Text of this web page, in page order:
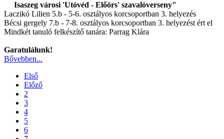
Isaszeg városi 'Utóvéd - Előörs' szavalóverseny"
Laczikó Lilien 5.b - 5-6. osztályos korcsoportban 3. helyezés
Bécsi gergely 7.b - 7-8. osztályos korcsoportban 3. helyezést ért el
Mindkét tanuló felkészítő tanára: Parrag Klára
Garatulálunk!
Bővebben...
Első
Előző
2
3
4
5
6